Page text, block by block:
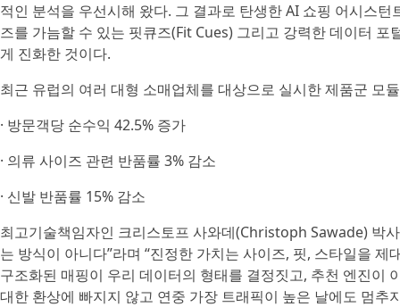
적인 분석을 우선시해 왔다. 그 결과로 탄생한 AI 쇼핑 어시스
즈를 가늠할 수 있는 핏큐즈(Fit Cues) 그리고 강력한 데이터
게 진화한 것이다.
최근 유럽의 여러 대형 소매업체를 대상으로 실시한 제품군 모
· 방문객당 순수익 42.5% 증가
· 의류 사이즈 관련 반품률 3% 감소
· 신발 반품률 15% 감소
최고기술책임자인 크리스토프 사와데(Christoph Sawade) 박
는 방식이 아니다”라며 “진정한 가치는 사이즈, 핏, 스타일을
구조화된 매핑이 우리 데이터의 형태를 결정짓고, 추천 엔진이
대한 환상에 빠지지 않고 연중 가장 트래픽이 높은 날에도 멈추